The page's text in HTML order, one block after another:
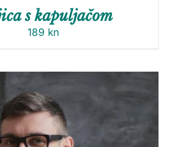
s kapuljačom
189 kn